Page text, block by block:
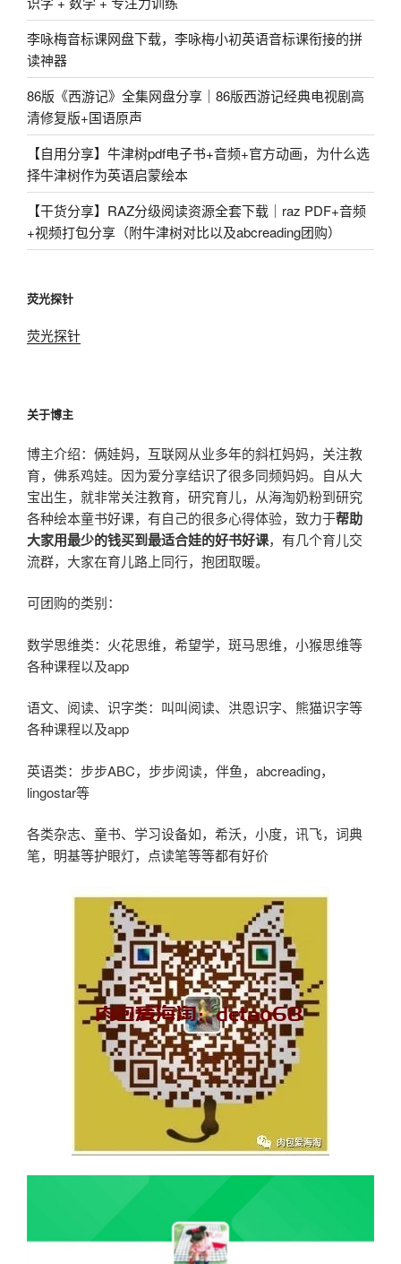
李咏梅音标课网盘下载，李咏梅小初英语音标课衔接的拼
读神器
86版《西游记》全集网盘分享｜86版西游记经典电视剧高
清修复版+国语原声
【自用分享】牛津树pdf电子书+音频+官方动画，为什么选
择牛津树作为英语启蒙绘本
【干货分享】RAZ分级阅读资源全套下载｜raz PDF+音频
+视频打包分享（附牛津树对比以及abcreading团购）
荧光探针
荧光探针
关于博主
博主介绍：俩娃妈，互联网从业多年的斜杠妈妈，关注教
育，佛系鸡娃。因为爱分享结识了很多同频妈妈。自从大
宝出生，就非常关注教育，研究育儿，从海淘奶粉到研究
各种绘本童书好课，有自己的很多心得体验，致力于帮助
大家用最少的钱买到最适合娃的好书好课，有几个育儿交
流群，大家在育儿路上同行，抱团取暖。
可团购的类别：
数学思维类：火花思维，希望学，斑马思维，小猴思维等
各种课程以及app
语文、阅读、识字类：叫叫阅读、洪恩识字、熊猫识字等
各种课程以及app
英语类：步步ABC，步步阅读，伴鱼，abcreading，
lingostar等
各类杂志、童书、学习设备如，希沃，小度，讯飞，词典
笔，明基等护眼灯，点读笔等等都有好价